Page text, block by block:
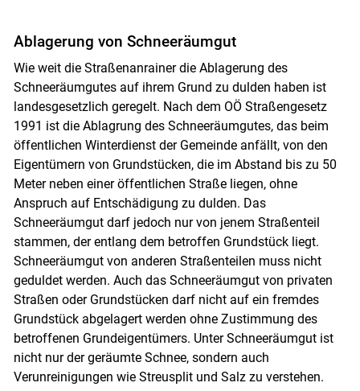
Ablagerung von Schneeräumgut
Wie weit die Straßenanrainer die Ablagerung des
Schneeräumgutes auf ihrem Grund zu dulden haben ist
landesgesetzlich geregelt. Nach dem OÖ Straßengesetz
1991 ist die Ablagrung des Schneeräumgutes, das beim
öffentlichen Winterdienst der Gemeinde anfällt, von den
Eigentümern von Grundstücken, die im Abstand bis zu 50
Meter neben einer öffentlichen Straße liegen, ohne
Anspruch auf Entschädigung zu dulden. Das
Schneeräumgut darf jedoch nur von jenem Straßenteil
stammen, der entlang dem betroffen Grundstück liegt.
Schneeräumgut von anderen Straßenteilen muss nicht
geduldet werden. Auch das Schneeräumgut von privaten
Straßen oder Grundstücken darf nicht auf ein fremdes
Grundstück abgelagert werden ohne Zustimmung des
betroffenen Grundeigentümers. Unter Schneeräumgut ist
nicht nur der geräumte Schnee, sondern auch
Verunreinigungen wie Streusplit und Salz zu verstehen.